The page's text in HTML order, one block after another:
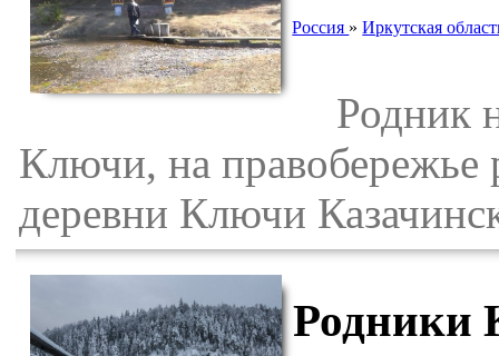
Россия »Иркутская
Родник
Ключи, на правобережье
деревни Ключи
Родники